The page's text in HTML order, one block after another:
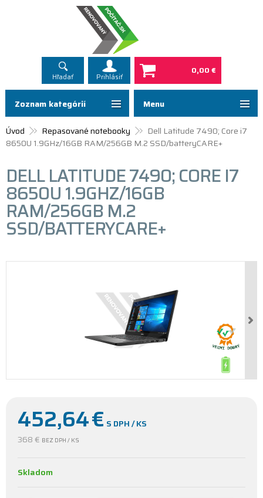
Hľadať Prihlásiť
0,00 €
Menu
Úvod Repasované notebooky
Dell Latitude 7490; Core i7
8650U 1.9GHz/16GB RAM/256GB M.2 SSD/batteryCARE+
DELL LATITUDE 7490; CORE I7
8650U 1.9GHZ/16GB
RAM/256GB M.2
SSD/BATTERYCARE+
452,64€ S DPH / KS
368 € BEZ DPH / KS
Skladom
Zoznam kategórií